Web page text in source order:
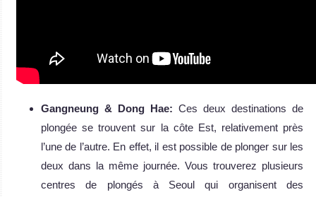
Gangneung & Dong Hae: Ces deux destinations de
plongée se trouvent sur la côte Est, relativement près
l’une de l’autre. En effet, il est possible de plonger sur les
deux dans la même journée. Vous trouverez plusieurs
centres de plongés à Seoul qui organisent des